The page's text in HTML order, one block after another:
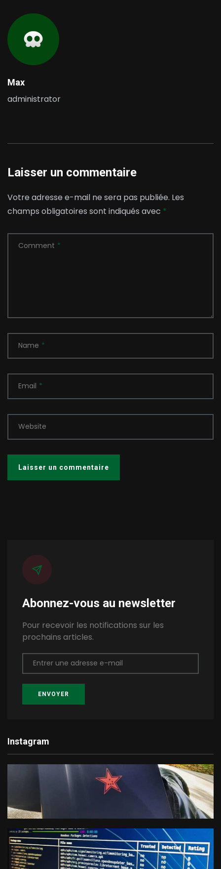
Max
administrator
Laisser un commentaire
Votre adresse e-mail ne sera pas publiée. Les
champs obligatoires sont indiqués avec *
Comment *
Name *
Email *
Website
Abonnez-vous au newsletter
Pour recevoir les notifications sur les
prochains articles.
Entrer une adresse e-mail
ENVOYER
Instagram